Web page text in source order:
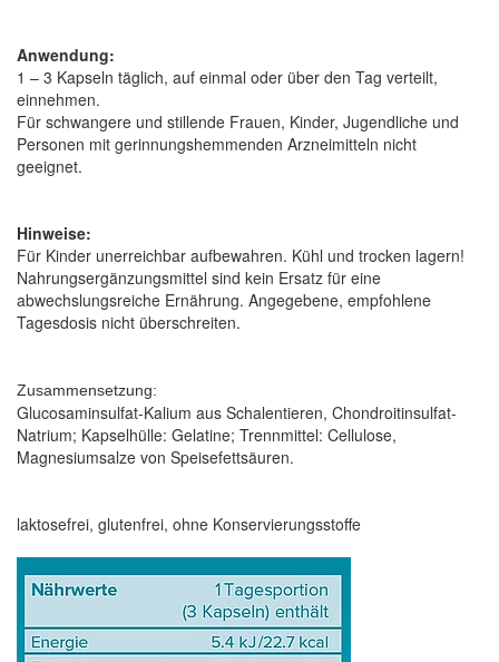
Anwendung:
1 – 3 Kapseln täglich, auf einmal oder über den Tag verteilt,
einnehmen.
Für schwangere und stillende Frauen, Kinder, Jugendliche und
Personen mit gerinnungshemmenden Arzneimitteln nicht
geeignet.
Hinweise:
Für Kinder unerreichbar aufbewahren. Kühl und trocken lagern!
Nahrungsergänzungsmittel sind kein Ersatz für eine
abwechslungsreiche Ernährung. Angegebene, empfohlene
Tagesdosis nicht überschreiten.
Zusammensetzung:
Glucosaminsulfat-Kalium aus Schalentieren, Chondroitinsulfat-
Natrium; Kapselhülle: Gelatine; Trennmittel: Cellulose,
Magnesiumsalze von Speisefettsäuren.
laktosefrei, glutenfrei, ohne Konservierungsstoffe